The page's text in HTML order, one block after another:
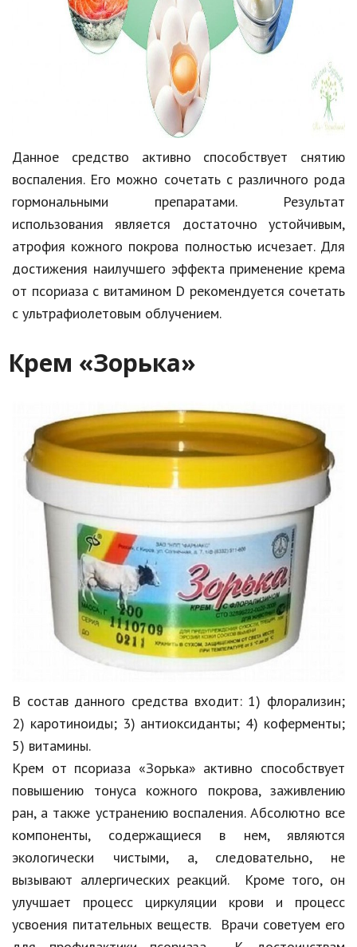
Данное средство активно способствует снятию
воспаления. Его можно сочетать с различного рода
гормональными препаратами. Результат
использования является достаточно устойчивым,
атрофия кожного покрова полностью исчезает. Для
достижения наилучшего эффекта применение крема
от псориаза с витамином D рекомендуется сочетать
с ультрафиолетовым облучением.
Крем «Зорька»
В состав данного средства входит: 1) флорализин;
2) каротиноиды; 3) антиоксиданты; 4) коферменты;
5) витамины.
Крем от псориаза «Зорька» активно способствует
повышению тонуса кожного покрова, заживлению
ран, а также устранению воспаления. Абсолютно все
компоненты, содержащиеся в нем, являются
экологически чистыми, а, следовательно, не
вызывают аллергических реакций. Кроме того, он
улучшает процесс циркуляции крови и процесс
усвоения питательных веществ. Врачи советуем его